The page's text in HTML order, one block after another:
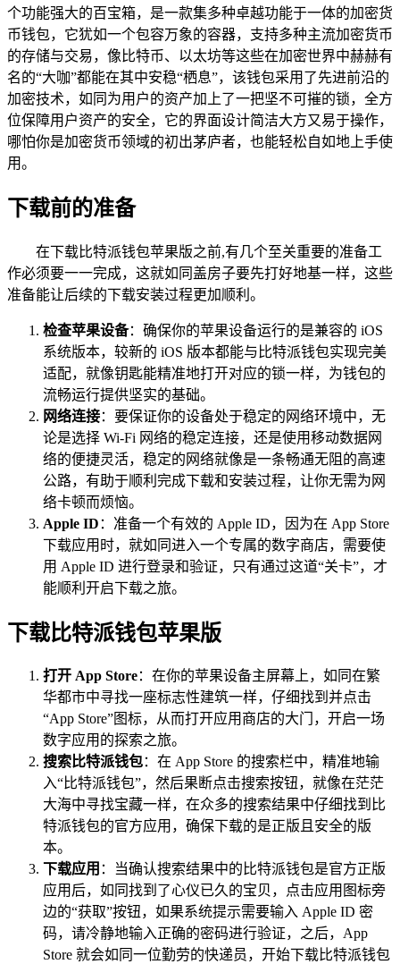
个功能强大的百宝箱，是一款集多种卓越功能于一体的加密货
币钱包，它犹如一个包容万象的容器，支持多种主流加密货币
的存储与交易，像比特币、以太坊等这些在加密世界中赫赫有
名的“大咖”都能在其中安稳“栖息”，该钱包采用了先进前沿的
加密技术，如同为用户的资产加上了一把坚不可摧的锁，全方
位保障用户资产的安全，它的界面设计简洁大方又易于操作，
哪怕你是加密货币领域的初出茅庐者，也能轻松自如地上手使
用。
下载前的准备
在下载比特派钱包苹果版之前,有几个至关重要的准备工
作必须要一一完成，这就如同盖房子要先打好地基一样，这些
准备能让后续的下载安装过程更加顺利。
检查苹果设备：确保你的苹果设备运行的是兼容的 iOS
系统版本，较新的 iOS 版本都能与比特派钱包实现完美
适配，就像钥匙能精准地打开对应的锁一样，为钱包的
流畅运行提供坚实的基础。
网络连接：要保证你的设备处于稳定的网络环境中，无
论是选择 Wi-Fi 网络的稳定连接，还是使用移动数据网
络的便捷灵活，稳定的网络就像是一条畅通无阻的高速
公路，有助于顺利完成下载和安装过程，让你无需为网
络卡顿而烦恼。
Apple ID ：准备一个有效的 Apple ID，因为在 App Store
下载应用时，就如同进入一个专属的数字商店，需要使
用 Apple ID 进行登录和验证，只有通过这道“关卡”，才
能顺利开启下载之旅。
下载比特派钱包苹果版
打开 App Store：在你的苹果设备主屏幕上，如同在繁
华都市中寻找一座标志性建筑一样，仔细找到并点击
“App Store”图标，从而打开应用商店的大门，开启一场
数字应用的探索之旅。
搜索比特派钱包：在 App Store 的搜索栏中，精准地输
入“比特派钱包”，然后果断点击搜索按钮，就像在茫茫
大海中寻找宝藏一样，在众多的搜索结果中仔细找到比
特派钱包的官方应用，确保下载的是正版且安全的版
本。
下载应用 ：当确认搜索结果中的比特派钱包是官方正版
应用后，如同找到了心仪已久的宝贝，点击应用图标旁
边的“获取”按钮，如果系统提示需要输入 Apple ID 密
码，请冷静地输入正确的密码进行验证，之后，App
Store 就会如同一位勤劳的快递员，开始下载比特派钱包